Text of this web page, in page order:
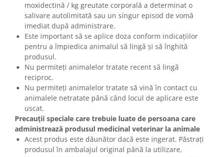
moxidectină / kg greutate corporală a determinat o
salivare autolimitată sau un singur episod de vomă
imediat după administrare.
Este important să se aplice doza conform indicațiilor
pentru a împiedica animalul să lingă și să înghită
produsul.
Nu permiteți animalelor tratate recent să lingă
reciproc.
Nu permiteți animalelor tratate să vină în contact cu
animalele netratate până când locul de aplicare este
uscat.
Precauții speciale care trebuie luate de persoana care
administrează produsul medicinal veterinar la animale
Acest produs este dăunător dacă este ingerat. Păstrați
produsul în ambalajul original până la utilizare,